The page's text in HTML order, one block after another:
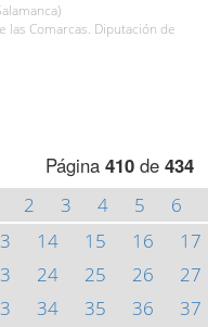
las Comarcas. Diputación de
Página 410de 434
2 3 4 5 6
14 15 16 17
24 25 26 27
34 35 36 37